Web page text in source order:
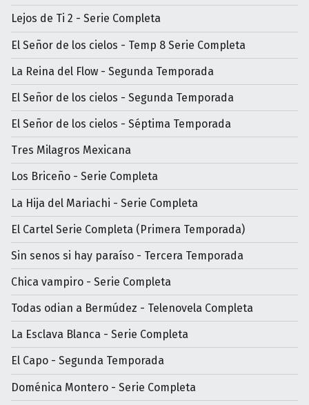
Lejos de Ti 2 - Serie Completa
El Señor de los cielos - Temp 8 Serie Completa
La Reina del Flow - Segunda Temporada
El Señor de los cielos - Segunda Temporada
El Señor de los cielos - Séptima Temporada
Tres Milagros Mexicana
Los Briceño - Serie Completa
La Hija del Mariachi - Serie Completa
El Cartel Serie Completa (Primera Temporada)
Sin senos si hay paraíso - Tercera Temporada
Chica vampiro - Serie Completa
Todas odian a Bermúdez - Telenovela Completa
La Esclava Blanca - Serie Completa
El Capo - Segunda Temporada
Doménica Montero - Serie Completa